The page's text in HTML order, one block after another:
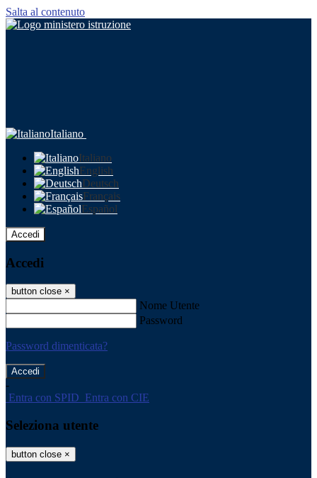
Salta al contenuto
Italiano
Italiano
English
Deutsch
Français
Español
Accedi
Accedi
button close ×
Nome Utente
Password
Password dimenticata?
-
Entra con SPID Entra con CIE
Seleziona utente
button close ×